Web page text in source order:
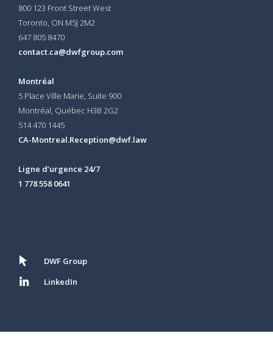
800 123 Front Street West
Toronto, ON M5J 2M2
647 805 8470
contact.ca@dwfgroup.com
Montréal
5 Place Ville Marie, Suite 900
Montréal, Québec H3B 2G2
514 470 1445
CA-Montreal.Reception@dwf.law
Ligne d’urgence 24/7
1 778 558 0641
DWF Group
LinkedIn